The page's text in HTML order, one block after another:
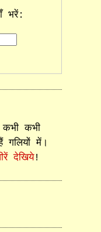
भरें:
कभी
में।
देखिये!